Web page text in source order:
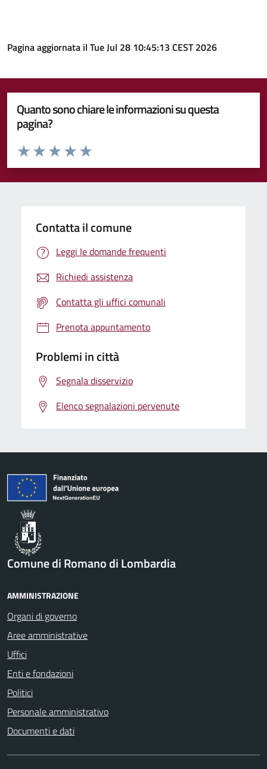
Pagina aggiornata il Tue Jul 28 10:45:13 CEST 2026
Quanto sono chiare le informazioni su questa
pagina?
Valuta da 1 a 5 stelle la pagina
Valuta 5 stelle su 5
Valuta 4 stelle su 5
Valuta 3 stelle su 5
Valuta 2 stelle su 5
Valuta 1 stelle su 5
Contatta il comune
Leggi le domande frequenti
Richiedi assistenza
Contatta gli uffici comunali
Prenota appuntamento
Problemi in città
Segnala disservizio
Elenco segnalazioni pervenute
Comune di Romano di Lombardia
AMMINISTRAZIONE
Organi di governo
Aree amministrative
Uffici
Enti e fondazioni
Politici
Personale amministrativo
Documenti e dati